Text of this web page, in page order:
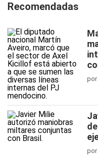
Recomendadas
por
por